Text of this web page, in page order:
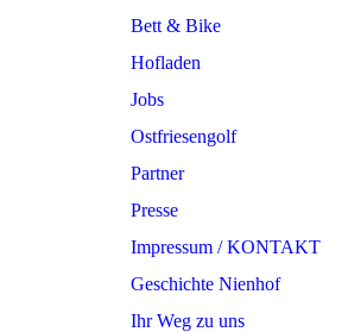
Bett & Bike
Hofladen
Jobs
Ostfriesengolf
Partner
Presse
Impressum / KONTAKT
Geschichte Nienhof
Ihr Weg zu uns